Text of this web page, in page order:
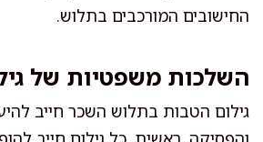
החישובים המורכבים בתלוש.
השלכות משפטיות של
גילום הטבות בתלוש השכר חייב